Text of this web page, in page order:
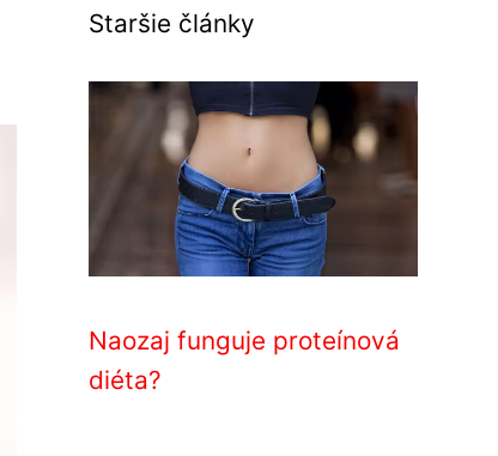
Staršie články
Naozaj funguje proteínová
diéta?